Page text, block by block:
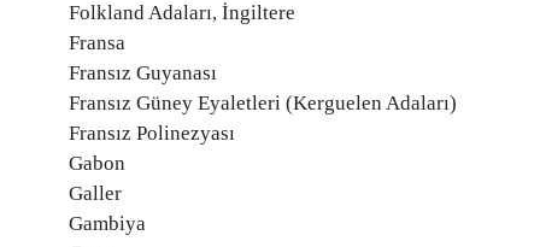
Folkland Adaları, İngiltere
Fransa
Fransız Guyanası
Fransız Güney Eyaletleri (Kerguelen Adaları)
Fransız Polinezyası
Gabon
Galler
Gambiya